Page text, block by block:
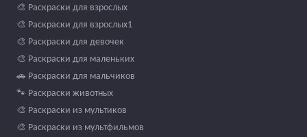
🎨 Раскраски для взрослых
🎨 Раскраски для взрослых1
🎨 Раскраски для девочек
🎨 Раскраски для маленьких
🚗 Раскраски для мальчиков
🐾 Раскраски животных
🎨 Раскраски из мультиков
🎨 Раскраски из мультфильмов